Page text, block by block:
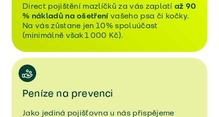
Direct pojištění mazlíčků za vás zaplatíaž 90
% nákladů na ošetřenívašeho psa či kočky.
Na vás zůstane jen 10% spoluúčast
(minimálně však 1 000 Kč).
Peníze na prevenci
Jako jediná pojišťovna u nás přispějeme